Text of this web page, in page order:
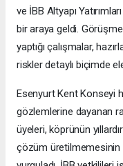
ve İBB Altyapı
bir araya geldi.
yaptığı çalışmalar,
riskler detaylı biçimde ele
Esenyurt Kent Konseyi
gözlemlerine dayanan
üyeleri, köprünün
çözüm üretilmemesinin